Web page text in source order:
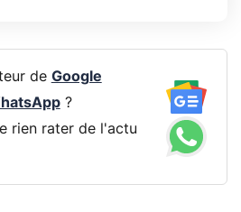
de Google
?
rien rater de l'actu